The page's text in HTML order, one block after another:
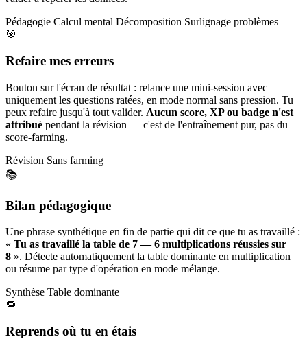
Pédagogie Calcul mental Décomposition Surlignage problèmes
🎯
Refaire mes erreurs
Bouton sur l'écran de résultat : relance une mini-session avec
uniquement les questions ratées, en mode normal sans pression. Tu
peux refaire jusqu'à tout valider. Aucun score, XP ou badge n'est
attribué pendant la révision — c'est de l'entraînement pur, pas du
score-farming.
Révision Sans farming
📚
Bilan pédagogique
Une phrase synthétique en fin de partie qui dit ce que tu as travaillé :
« Tu as travaillé la table de 7 — 6 multiplications réussies sur
8 ». Détecte automatiquement la table dominante en multiplication
ou résume par type d'opération en mode mélange.
Synthèse Table dominante
🔁
Reprends où tu en étais